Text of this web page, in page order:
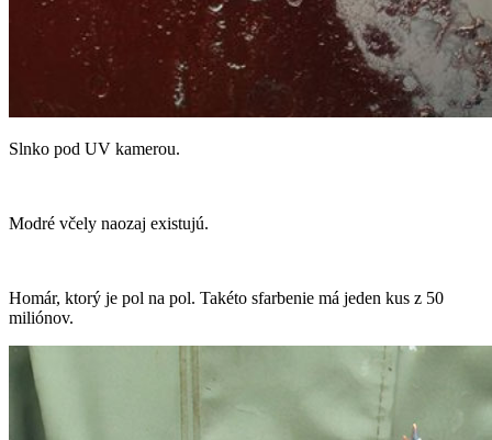
Slnko pod UV kamerou.
Modré včely naozaj existujú.
Homár, ktorý je pol na pol. Takéto sfarbenie má jeden kus z 50
miliónov.